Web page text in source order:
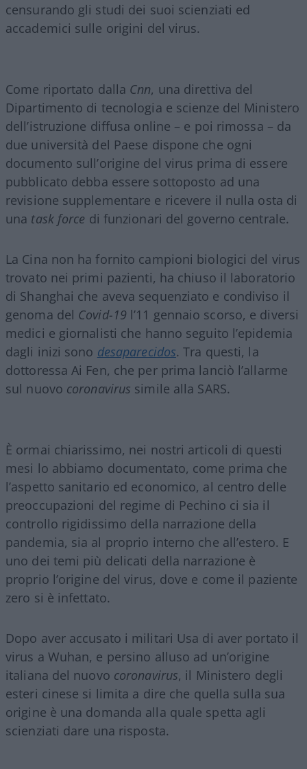
censurando gli studi dei suoi scienziati ed
accademici sulle origini del virus.
Come riportato dalla Cnn, una direttiva del
Dipartimento di tecnologia e scienze del Ministero
dell’istruzione diffusa online – e poi rimossa – da
due università del Paese dispone che ogni
documento sull’origine del virus prima di essere
pubblicato debba essere sottoposto ad una
revisione supplementare e ricevere il nulla osta di
una task force di funzionari del governo centrale.
La Cina non ha fornito campioni biologici del virus
trovato nei primi pazienti, ha chiuso il laboratorio
di Shanghai che aveva sequenziato e condiviso il
genoma del Covid-19 l’11 gennaio scorso, e diversi
medici e giornalisti che hanno seguito l’epidemia
dagli inizi sono desaparecidos. Tra questi, la
dottoressa Ai Fen, che per prima lanciò l’allarme
sul nuovo coronavirus simile alla SARS.
È ormai chiarissimo, nei nostri articoli di questi
mesi lo abbiamo documentato, come prima che
l’aspetto sanitario ed economico, al centro delle
preoccupazioni del regime di Pechino ci sia il
controllo rigidissimo della narrazione della
pandemia, sia al proprio interno che all’estero. E
uno dei temi più delicati della narrazione è
proprio l’origine del virus, dove e come il paziente
zero si è infettato.
Dopo aver accusato i militari Usa di aver portato il
virus a Wuhan, e persino alluso ad un’origine
italiana del nuovo coronavirus, il Ministero degli
esteri cinese si limita a dire che quella sulla sua
origine è una domanda alla quale spetta agli
scienziati dare una risposta.